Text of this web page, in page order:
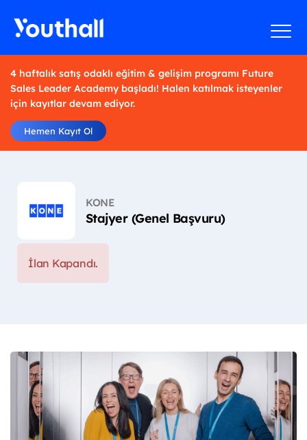
4 haftalık satış odaklı eğitim & gelişim programı Future
Sales Leader Academy başladı! Halen katılmak isteyenler
için kayıtlar devam ediyor.
Hemen Kayıt Ol
KONE
Stajyer (Genel Başvuru)
İlan Kapandı.